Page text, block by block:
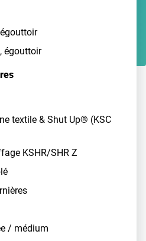
égouttoir
textile & Shut Up® (KSC
KSHR/SHR Z
/ médium